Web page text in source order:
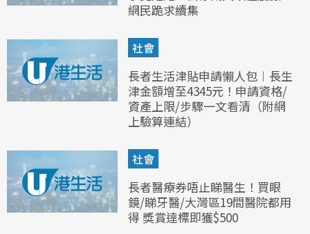
網民跪求續集
社會
長者生活津貼申請懶人包︱長生
津金額增至4345元！申請資格/
資產上限/步驟一文看清（附網
上驗算連結）
社會
長者醫療券唔止睇醫生！買眼
鏡/睇牙醫/大灣區19間醫院都用
得 獎賞達標即獲$500